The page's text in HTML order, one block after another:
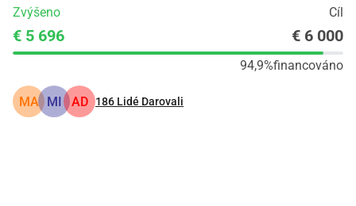
Zvýšeno Cíl
€ 5 696 € 6 000
94,9%financováno
MA MI AD 186 Lidé Darovali